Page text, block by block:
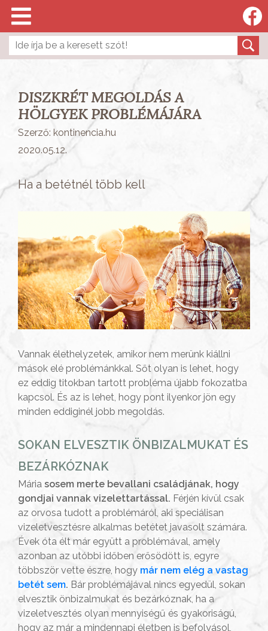
DISZKRÉT MEGOLDÁS A
HÖLGYEK PROBLÉMÁJÁRA
Szerző: kontinencia.hu
2020.05.12.
Ha a betétnél több kell
Vannak élethelyzetek, amikor nem merünk kiállni
mások elé problémánkkal. Sőt olyan is lehet, hogy
ez eddig titokban tartott probléma újabb fokozatba
kapcsol. És az is lehet, hogy pont ilyenkor jön egy
minden eddiginél jobb megoldás.
SOKAN ELVESZTIK ÖNBIZALMUKAT ÉS
BEZÁRKÓZNAK
Mária sosem merte bevallani családjának, hogy
gondjai vannak vizelettartással. Férjén kívül csak
az orvosa tudott a problémáról, aki speciálisan
vizeletvesztésre alkalmas betétet javasolt számára.
Évek óta élt már együtt a problémával, amely
azonban az utóbbi időben erősödött is, egyre
többször vette észre, hogy már nem elég a vastag
betét sem. Bár problémájával nincs egyedül, sokan
elvesztik önbizalmukat és bezárkóznak, ha a
vizeletvesztés olyan mennyiségű és gyakoriságú,
hogy az már a mindennapi életben is befolyásol,